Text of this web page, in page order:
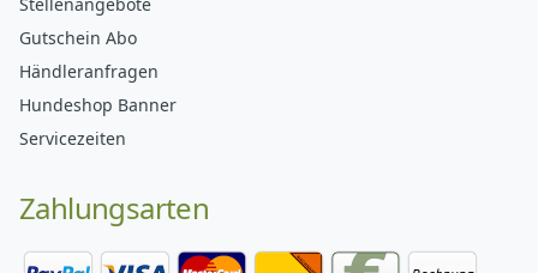
Gutschein Abo
Händleranfragen
Hundeshop Banner
Servicezeiten
Zahlungsarten